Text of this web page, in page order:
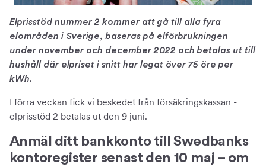
Elprisstöd nummer 2 kommer att gå till alla fyra
elområden i Sverige, baseras på elförbrukningen
under november och december 2022 och betalas ut till
hushåll där elpriset i snitt har legat över 75 öre per
kWh.
I förra veckan fick vi beskedet från försäkringskassan -
elprisstöd 2 betalas ut den 9 juni.
Anmäl ditt bankkonto till Swedbanks
kontoregister senast den 10 maj – om